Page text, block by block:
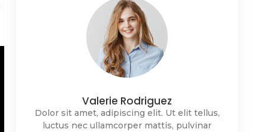
Valerie Rodriguez
Dolor sit amet, adipiscing elit. Ut elit tellus,
luctus nec ullamcorper mattis, pulvinar